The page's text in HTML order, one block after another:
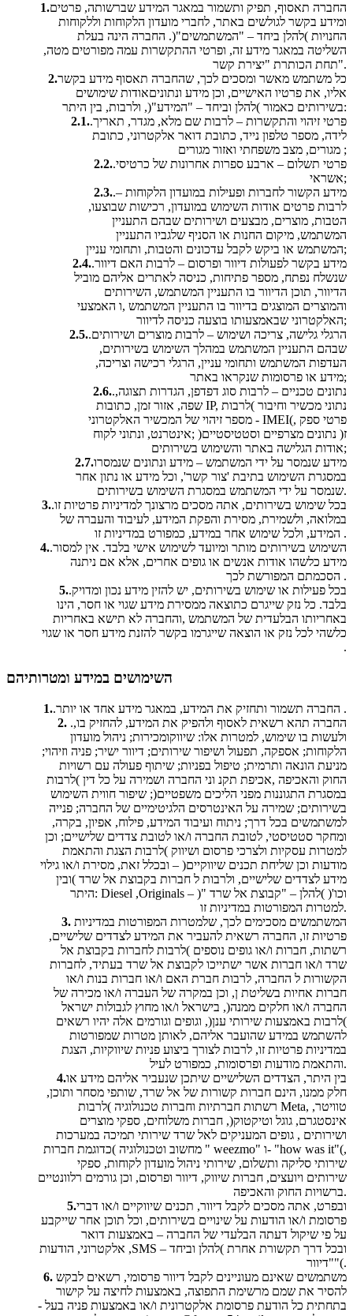
1.החברה תאסוף, תפיק ותשמור במאגר המידע שברשותה, פרטים
ומידע בקשר לגולשים באתר, לחברי מועדון הלקוחות וללקוחות
החנויות )להלן ביחד – "המשתמשים"(. החברה הינה בעלת
השליטה במאגר מידע זה, ופרטי ההתקשרות עמה מפורטים מטה,
תחת הכותרת "יצירת קשר".
2.כל משתמש מאשר ומסכים לכך, שהחברה תאסוף מידע בקשר
אליו, את פרטיו האישיים, וכן מידע ונתוניםאודות שימושים
בשירותים כאמור )להלן וביחד – "המידע"(, ולרבות, בין היתר:
2.1..פרטי זיהוי והתקשרות – לרבות שם מלא, מגדר, תאריך
לידה, מספר טלפון נייד, כתובת דואר אלקטרוני, כתובת
מגורים, מצב משפחתי ואזור מגורים ;
2.2..פרטי תשלום – ארבע ספרות אחרונות של כרטיסי
אשראי;
2.3..מידע הקשור לחברות ופעילות במועדון הלקוחות –
לרבות פרטים אודות השימוש במועדון, רכישות שבוצעו,
הטבות, מוצרים, מבצעים ושירותים שבהם התעניין
המשתמש, מיקום החנות או הסניף שלגביו התעניין
המשתמש או ביקש לקבל עדכונים והטבות, ותחומי עניין;
2.4..מידע בקשר לפעולות דיוור ופרסום – לרבות האם דיוור
שנשלח נפתח, מספר פתיחות, כניסה לאתרים אליהם מוביל
הדיוור, תוכן הדיוור בו התעניין המשתמש, השירותים
והמוצרים המוצגים בדיוור בו התעניין המשתמש ,ו האמצעי
האלקטרוני שבאמצעותו בוצעה כניסה לדיוור;
2.5..הרגלי גלישה, צריכה ושימוש – לרבות מוצרים ושירותים
שבהם התעניין המשתמש במהלך השימוש בשירותים,
העדפות המשתמש ותחומי עניין, הרגלי רכישה וצריכה,
מידע או פרסומות שנקראו באתר;
2.6..נתונים טכניים – לרבות סוג דפדפן, הגדרות תצוגה,
שפה, אזור זמן, כתובות IP, נתוני מכשיר וחיבור )לרבות
מספר זיהוי של המכשיר האלקטרוני - IMEI(, פרטי ספק
אינטרנט, ונתוני לקוח; )ז( נתונים מצרפיים וסטטיסטיים
אודות הגלישה באתר והשימוש בשירותים;
2.7.מידע שנמסר על ידי המשתמש – מידע ונתונים שנמסרו
במסגרת השימוש בתיבת 'צור קשר', וכל מידע או נתון אחר
שנמסר על ידי המשתמש במסגרת השימוש בשירותים.
3..בכל שימוש בשירותים, אתה מסכים מרצונך למדיניות פרטיות זו
במלואה, ולשמירת, מסירת והפקת המידע, לעיבוד והעברה של
המידע, ולכל שימוש אחר במידע, כמפורט במדיניות זו .
4..השימוש בשירותים מותר ומיועד לשימוש אישי בלבד. אין למסור
מידע כלשהו אודות אנשים או גופים אחרים, אלא אם ניתנה
הסכמתם המפורשת לכך .
5..בכל פעילות או שימוש בשירותים, יש להזין מידע נכון ומדויק
בלבד. כל נזק שייגרם כתוצאה ממסירת מידע שגוי או חסר, הינו
באחריותו הבלעדית של המשתמש ,והחברה לא תישא באחריות
כלשהי לכל נזק או הוצאה שייגרמו בקשר להזנת מידע חסר או שגוי
.
השימושים במידע ומטרותיהם
1.
.החברה תשמור ותחזיק את המידע, במאגר מידע אחד או יותר .
2. .החברה תהא רשאית לאסוף ולהפיק את המידע, להחזיק בו,
ולעשות בו שימוש, למטרות אלו: שיווקומכירות; ניהול מועדון
הלקוחות; אספקה, תפעול ושיפור שירותים; דיוור ישיר; פניה וזיהוי;
מניעת הונאה ותרמית; טיפול בפניות; שיתוף פעולה עם רשויות
החוק והאכיפה ,אכיפת תקנ וני החברה ושמירה על כל דין )לרבות
במסגרת התגוננות מפני הליכים משפטיים(; שיפור חווית השימוש
בשירותים; שמירה על האינטרסים הלגיטימיים של החברה; פנייה
למשתמשים בכל דרך; ניתוח ועיבוד המידע, פילוח, אפיון, בקרה,
ומחקר סטטיסטי, לטובת החברה ו/או לטובת צדדים שלישיים; וכן
למטרות עסקיות ולצרכי פרסום ושיווק )לרבות הצגת והתאמת
מודעות וכן שליחת תכנים שיווקיים( – ובכלל זאת, מסירת ו/או גילוי
מידע לצדדים שלישיים, ולרבות ל חברות בקבוצת אל שרד )ובין
היתר: Diesel ,Originals וכו'( )להלן – "קבוצת אל שרד "( –
למטרות המפורטות במדיניות זו.
3.
פרטיות זו, החברה רשאית להעביר את המידע לצדדים שלישיים,
רשתות, חברות ו/או גופים נוספים )לרבות לחברות בקבוצת אל
שרד ו/או חברות אשר ישתייכו לקבוצת אל שרד בעתיד, לחברות
הקשורות ל החברה, לרבות חברת האם ו/או חברות בנות ו/או
חברות אחיות בשליטת ן, וכן במקרה של העברה ו/או מכירה של
החברה ו/או חלקים ממנה(, בישראל ו/או מחוץ לגבולות ישראל
)לרבות באמצעות שירותי ענן(, וגופים וגורמים אלה יהיו רשאים
להשתמש במידע שהועבר אליהם, לאותן מטרות שמפורטות
במדיניות פרטיות זו, לרבות לצורך ביצוע פניות שיווקיות, הצגת
והתאמת מודעות ופרסומות, כמפורט לעיל.
4.בין היתר, הצדדים השלישיים שיתכן שנעביר אליהם מידע או
חלק ממנו, הינם חברות קשורות של אל שרד, שותפי מסחר ותוכן,
רשתות חברתיות וחברות טכנולוגיה )לרבות Meta, טוויטר,
אינסטגרם, גוגל וטיקטוק(, חברות משלוחים, ספקי מוצרים
ושירותים , גופים המעניקים לאל שרד שירותי תמיכה במערכות
מחשוב וטכנולוגיה )כדוגמת חברות " weezmo" ו- "how was it"(,
שירותי סליקה ותשלום, שירותי ניהול מועדון לקוחות, ספקי
שירותים ויועצים, חברות שיווק, דיוור ופרסום, וכן גורמים רלוונטיים
ברשויות החוק והאכיפה.
5.ובפרט, אתה מסכים לקבל דיוור, תכנים שיווקיים ו/או דברי
פרסומת ו/או הודעות על שינויים בשירותים, וכל תוכן אחר שייקבע
על פי שיקול דעתה הבלעדי של החברה – באמצעות דואר
אלקטרוני, הודעות ,SMS ובכל דרך תקשורת אחרת )להלן וביחד –
"דיוור"(.
6.
להסיר את שמם מרשימת התפוצה, באמצעות לחיצה על קישור
בתחתית כל הודעת פרסומת אלקטרונית ו/או באמצעות פניה בעל -